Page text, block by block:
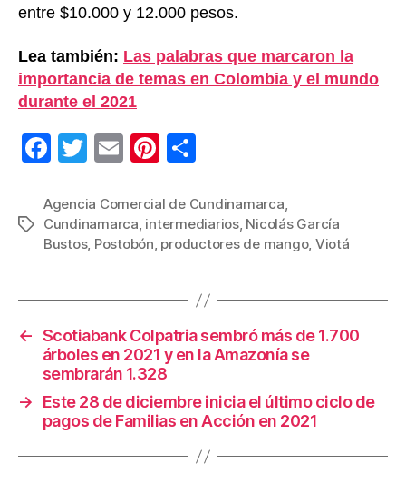
entre $10.000 y 12.000 pesos.
Lea también: Las palabras que marcaron la
importancia de temas en Colombia y el mundo
durante el 2021
F
c
e
o
o
k
T
tt
er
E
ail
Pi
er
e
m
p
tir
Etiquetas
Agencia Comercial de Cundinamarca,
Cundinamarca, intermediarios, Nicolás García
Bustos, Postobón, productores de mango, Viotá
← Scotiabank Colpatria sembró más de 1.700
árboles en 2021 y en la Amazonía se
sembrarán 1.328
→
Este 28 de diciembre inicia el último ciclo de
pagos de Familias en Acción en 2021